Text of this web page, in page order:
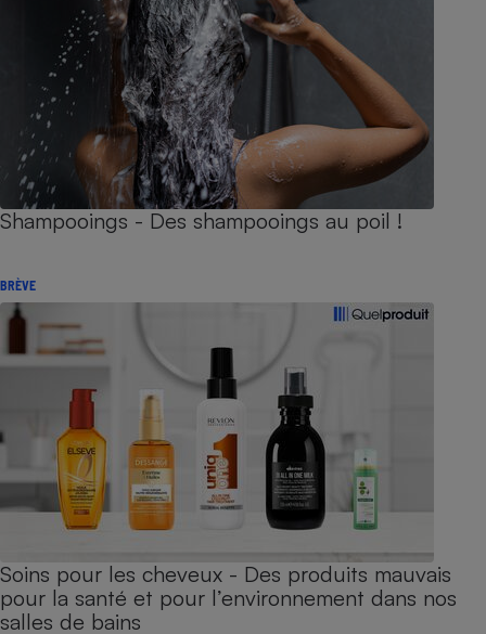
Shampooings - Des shampooings au poil !
BRÈVE
Soins pour les cheveux - Des produits mauvais
pour la santé et pour l’environnement dans nos
salles de bains